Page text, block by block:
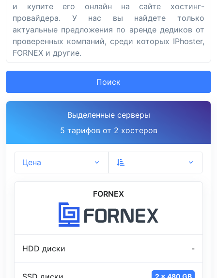
и купите его онлайн на сайте хостинг-
провайдера. У нас вы найдете только
актуальные предложения по аренде дедиков от
проверенных компаний, среди которых IPhoster,
FORNEX и другие.
Поиск
Выделенные серверы
5 тарифов от 2 хостеров
Цена
FORNEX
HDD диски -